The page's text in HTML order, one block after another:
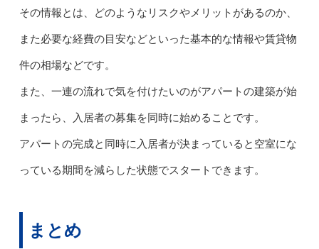
その情報とは、どのようなリスクやメリットがあるのか、
また必要な経費の目安などといった基本的な情報や賃貸物
件の相場などです。
また、一連の流れで気を付けたいのがアパートの建築が始
まったら、入居者の募集を同時に始めることです。
アパートの完成と同時に入居者が決まっていると空室にな
っている期間を減らした状態でスタートできます。
まとめ